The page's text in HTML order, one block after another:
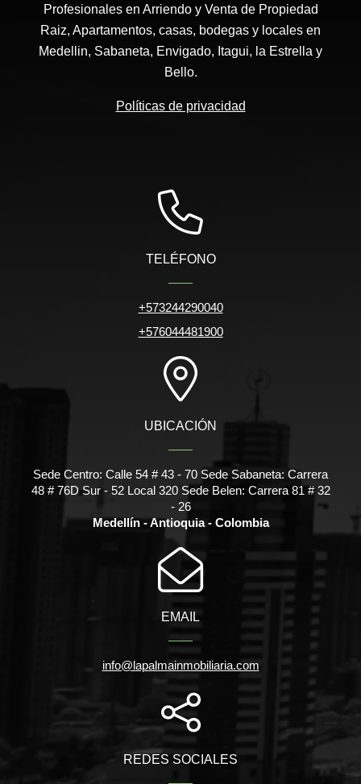
Profesionales en Arriendo y Venta de Propiedad
Raiz, Apartamentos, casas, bodegas y locales en
Medellin, Sabaneta, Envigado, Itagui, la Estrella y
Bello.
Políticas de privacidad
TELÉFONO
+573244290040
+576044481900
UBICACIÓN
Sede Centro: Calle 54 # 43 - 70 Sede Sabaneta: Carrera
48 # 76D Sur - 52 Local 320 Sede Belen: Carrera 81 # 32
- 26
Medellín - Antioquia - Colombia
EMAIL
info@lapalmainmobiliaria.com
REDES SOCIALES